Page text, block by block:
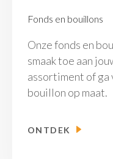
Fonds en bouillons
Onze fonds en
smaak toe aan
assortiment of ga
bouillon op maat.
ONTDEK